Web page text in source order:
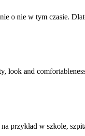
o nie w tym czasie.
look and
przykład w szkole,